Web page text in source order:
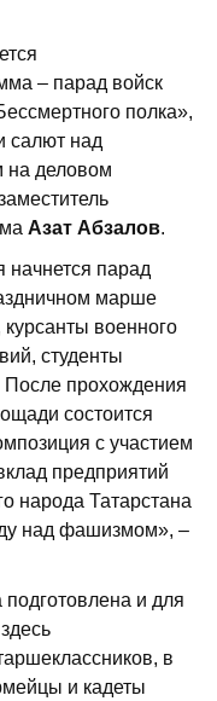
– парад войск
полка»,
салют над
на деловом
Азат Абзалов.
парад
марше
военного
студенты
После прохождения
состоится
с участием
предприятий
народа Татарстана
над фашизмом», –
и для
в
и кадеты